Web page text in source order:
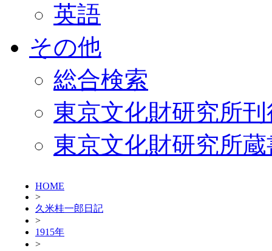
英語
その他
総合検索
東京文化財研究所
東京文化財研究所
HOME
>
久米桂一郎日記
>
1915年
>